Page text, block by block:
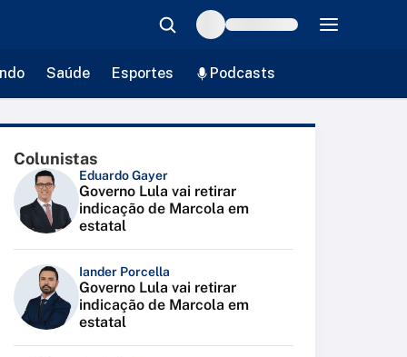
Saúde Esportes Podcasts
Colunistas
Eduardo Gayer
Governo Lula vai retirar
indicação de Marcola em
estatal
Iander Porcella
Governo Lula vai retirar
indicação de Marcola em
estatal